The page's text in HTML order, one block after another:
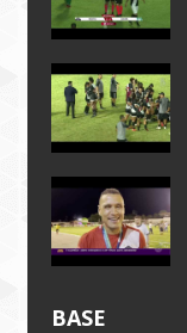
BASE